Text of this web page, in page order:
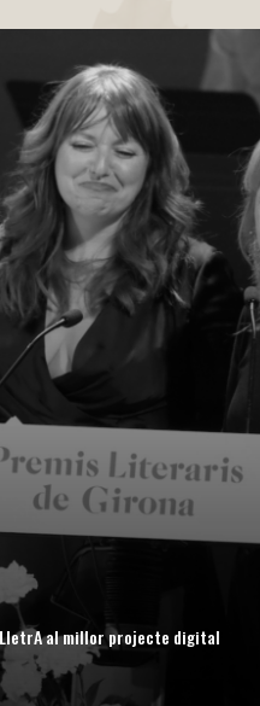
al millor projecte digital